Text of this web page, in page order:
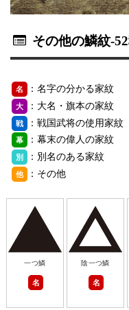
その他の鱗紋-
名 ：名字の分かる家紋
大 ：大名・旗本の家紋
戦 ：戦国武将の使用家紋
幕 ：幕末の偉人の家紋
別 ：別名のある家紋
他 ：その他
一つ鱗
名
陰一つ鱗
名